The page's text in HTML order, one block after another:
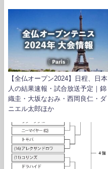
【全仏オープン2024】日程、日本
人の結果速報・試合放送予定｜錦
織圭・大坂なおみ・西岡良仁・ダ
ニエル太郎ほか